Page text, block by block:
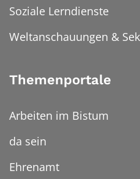
Soziale Lerndienste
Weltanschauungen &
Themenportale
Arbeiten im Bistum
da sein
Ehrenamt